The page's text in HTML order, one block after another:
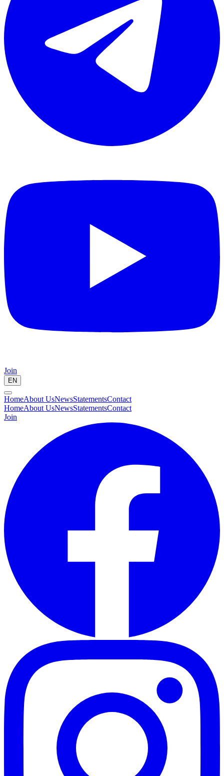
Join
EN
HomeAbout UsNewsStatementsContact
HomeAbout UsNewsStatementsContact
Join